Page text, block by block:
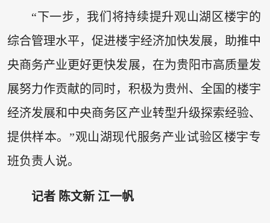
“下一步，我们将持续提升观山湖区楼宇的
综合管理水平，促进楼宇经济加快发展，助推中
央商务产业更好更快发展，在为贵阳市高质量发
展努力作贡献的同时，积极为贵州、全国的楼宇
经济发展和中央商务区产业转型升级探索经验、
提供样本。”观山湖现代服务产业试验区楼宇专
班负责人说。
记者 陈文新 江一帆